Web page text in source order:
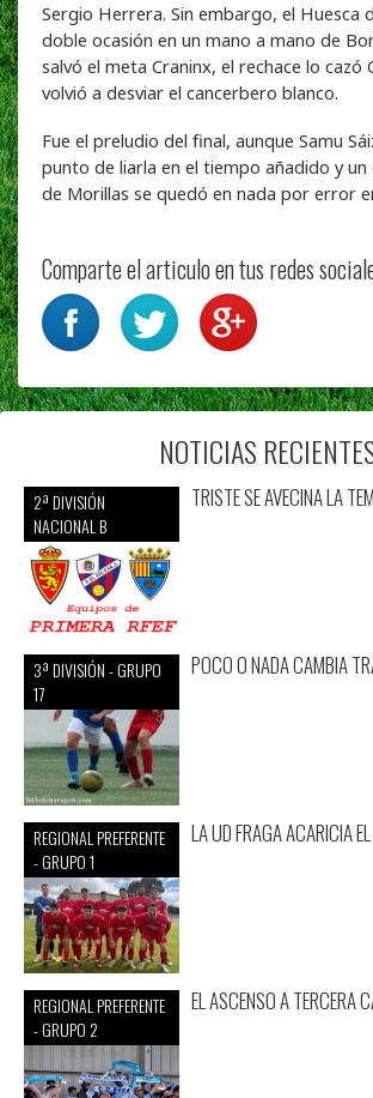
Sergio Herrera. Sin embargo, el Huesca
doble ocasión en un mano a mano de
salvó el meta Craninx, el rechace lo cazó
volvió a desviar el cancerbero blanco.
Fue el preludio del final, aunque Samu
punto de liarla en el tiempo añadido y
de Morillas se quedó en nada por error
Comparte el articulo en tus redes
NOTICIAS
2ª DIVISIÓN
NACIONAL B
TRISTE SE AVECINA LA
3ª DIVISIÓN - GRUPO
17
POCO O NADA CAMBIA
REGIONAL PREFERENTE
- GRUPO 1
LA UD FRAGA ACARICIA
REGIONAL PREFERENTE
- GRUPO 2
EL ASCENSO A TERCERA